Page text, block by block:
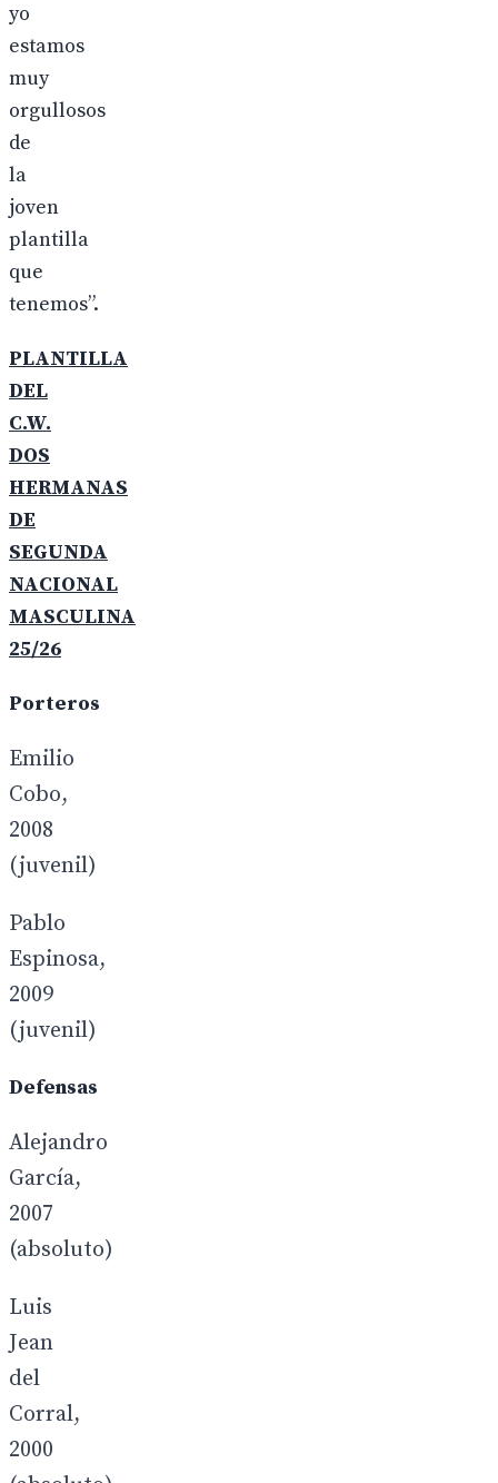
yo
estamos
muy
orgullosos
de
la
joven
plantilla
que
tenemos”.
PLANTILLA
DEL
C.W.
DOS
HERMANAS
DE
SEGUNDA
NACIONAL
MASCULINA
25/26
Porteros
Emilio
Cobo,
2008
(juvenil)
Pablo
Espinosa,
2009
(juvenil)
Defensas
Alejandro
García,
2007
(absoluto)
Luis
Jean
del
Corral,
2000